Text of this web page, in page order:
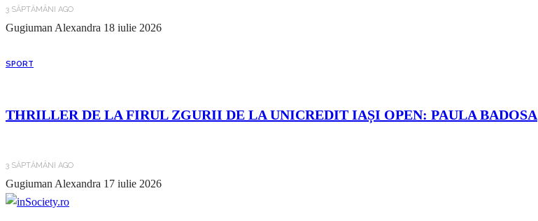
3 SĂPTĂMÂNI AGO
Gugiuman Alexandra 18 iulie 2026
SPORT
THRILLER DE LA FIRUL ZGURII DE LA UNICREDIT IAȘI OPEN: PAULA BADOSA
3 SĂPTĂMÂNI AGO
Gugiuman Alexandra 17 iulie 2026